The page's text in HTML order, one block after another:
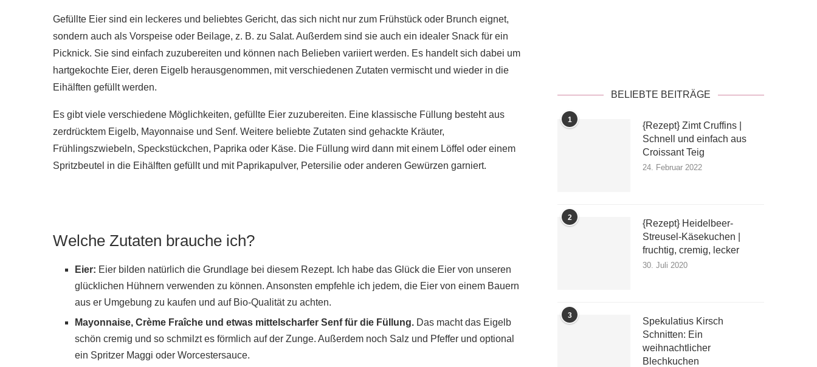
Gefüllte Eier sind ein leckeres und beliebtes Gericht, das sich nicht nur zum Frühstück oder Brunch eignet,
sondern auch als Vorspeise oder Beilage, z. B. zu Salat. Außerdem sind sie auch ein idealer Snack für ein
Picknick. Sie sind einfach zuzubereiten und können nach Belieben variiert werden. Es handelt sich dabei um
hartgekochte Eier, deren Eigelb herausgenommen, mit verschiedenen Zutaten vermischt und wieder in die
Eihälften gefüllt werden.
Es gibt viele verschiedene Möglichkeiten, gefüllte Eier zuzubereiten. Eine klassische Füllung besteht aus
zerdrücktem Eigelb, Mayonnaise und Senf. Weitere beliebte Zutaten sind gehackte Kräuter,
Frühlingszwiebeln, Speckstückchen, Paprika oder Käse. Die Füllung wird dann mit einem Löffel oder einem
Spritzbeutel in die Eihälften gefüllt und mit Paprikapulver, Petersilie oder anderen Gewürzen garniert.
Welche Zutaten brauche ich?
Eier: Eier bilden natürlich die Grundlage bei diesem Rezept. Ich habe das Glück die Eier von unseren
glücklichen Hühnern verwenden zu können. Ansonsten empfehle ich jedem, die Eier von einem Bauern
aus er Umgebung zu kaufen und auf Bio-Qualität zu achten.
Mayonnaise, Crème Fraîche und etwas mittelscharfer Senf für die Füllung. Das macht das Eigelb
schön cremig und so schmilzt es förmlich auf der Zunge. Außerdem noch Salz und Pfeffer und optional
ein Spritzer Maggi oder Worcestersauce.
BELIEBTE BEITRÄGE
1
{Rezept} Zimt Cruffins |
Schnell und einfach aus
Croissant Teig
24. Februar 2022
2
{Rezept} Heidelbeer-
Streusel-Käsekuchen |
fruchtig, cremig, lecker
30. Juli 2020
3
Spekulatius Kirsch
Schnitten: Ein
weihnachtlicher
Blechkuchen